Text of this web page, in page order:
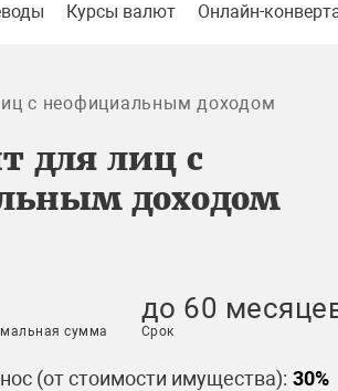
Курсы валют Онлайн-
с неофициальным доходом
для лиц с
доходом
сумма
до 60
Срок
(от стоимости имущества): 30%